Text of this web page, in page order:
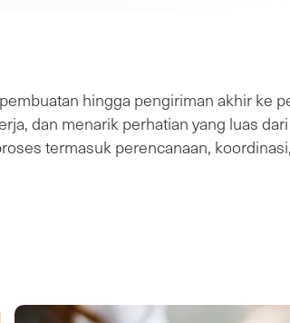
hingga pengiriman akhir ke
dan menarik perhatian yang luas
termasuk perencanaan,